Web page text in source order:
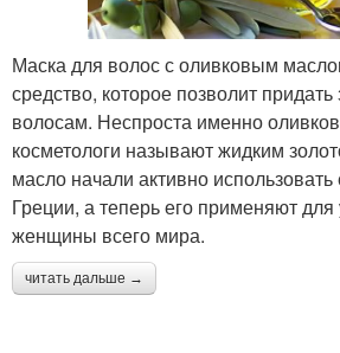
Маска для волос с оливковым
средство, которое позволит
волосам. Неспроста именно
косметологи называют жидким
масло начали активно
Греции, а теперь его применяют
женщины всего мира.
читать дальше →